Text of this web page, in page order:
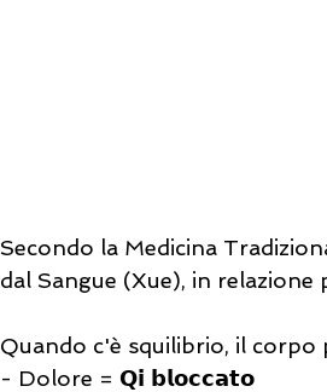
Secondo la Medicina
dal Sangue (Xue), in
Quando c'è squilibrio, il corpo
- Dolore = 𝗤𝗶 𝗯𝗹𝗼𝗰𝗰𝗮𝘁𝗼